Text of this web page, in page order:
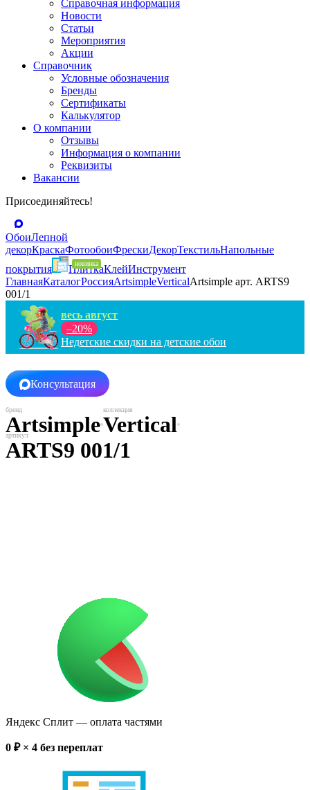
Справочная информация
Новости
Статьи
Мероприятия
Акции
Справочник
Условные обозначения
Бренды
Сертификаты
Калькулятор
О компании
Отзывы
Информация о компании
Реквизиты
Вакансии
Присоединяйтесь!
ОбоиЛепной
декорКраскаФотообоиФрескиДекорТекстильНапольные
покрытия
ПлиткаКлейИнструмент
ГлавнаяКаталогРоссияArtsimpleVerticalArtsimple арт. ARTS9
001/1
весь август
–20%
Недетские скидки на детские обои
Консультация
ArtsimpleVertical
ARTS9 001/1
Яндекс Сплит — оплата частями
0 ₽ × 4 без переплат